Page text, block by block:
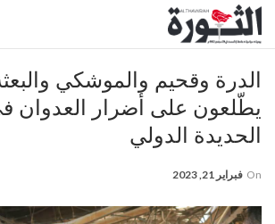
الدرة وقحيم والموشكي
يطّلعون على أضرار العدوان
الحديدة الدولي
On فبراير 21, 2023